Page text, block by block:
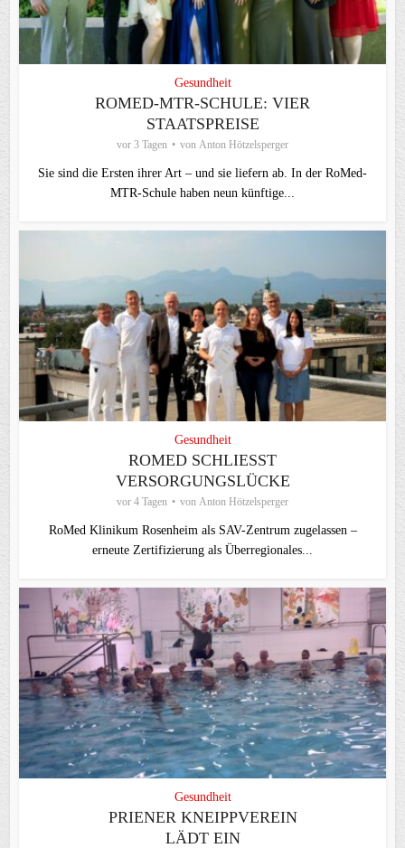
Gesundheit
ROMED-MTR-SCHULE: VIER
STAATSPREISE
vor 3 Tagen von Anton Hötzelsperger
Sie sind die Ersten ihrer Art – und sie liefern ab. In der RoMed-
MTR-Schule haben neun künftige...
Gesundheit
ROMED SCHLIESST V
ERSORGUNGSLÜCKE
vor 4 Tagen von Anton Hötzelsperger
RoMed Klinikum Rosenheim als SAV-Zentrum zugelassen –
erneute Zertifizierung als Überregionales...
Gesundheit
PRIENER KNEIPPVEREIN
LÄDT EIN